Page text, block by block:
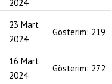
2024
23 Mart
2024
Gösterim: 219
16 Mart
2024
Gösterim: 272